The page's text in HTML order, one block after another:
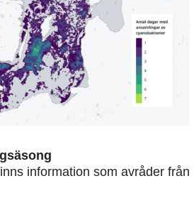
information som avråder från